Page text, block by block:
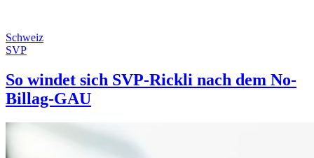
Schweiz
SVP
So windet sich SVP-Rickli nach dem No-
Billag-GAU